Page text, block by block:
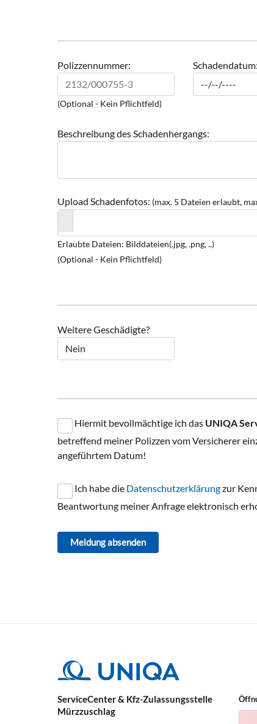
Polizzennummer:
(Optional - Kein Pflichtfeld)
Schadendatum:
Beschreibung des Schadenhergangs:
Upload Schadenfotos: (max. 5 Dateien erlaubt,
Erlaubte Dateien: Bilddateien(.jpg, .png, ..)
(Optional - Kein Pflichtfeld)
Weitere Geschädigte?
Hiermit bevollmächtige ich das UNIQA
betreffend meiner Polizzen vom Versicherer
angeführtem Datum!
Ich habe die Datenschutzerklärungzur
Beantwortung meiner Anfrage elektronisch
Meldung absenden
ServiceCenter & Kfz-Zulassungsstelle
Mürzzuschlag